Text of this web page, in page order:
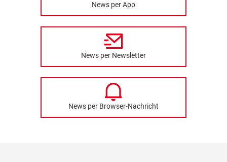
News per App
News per Newsletter
News per Browser-Nachricht